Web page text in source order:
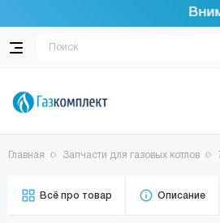
Главная Запчасти для газовых котлов
Всё про товар Описание